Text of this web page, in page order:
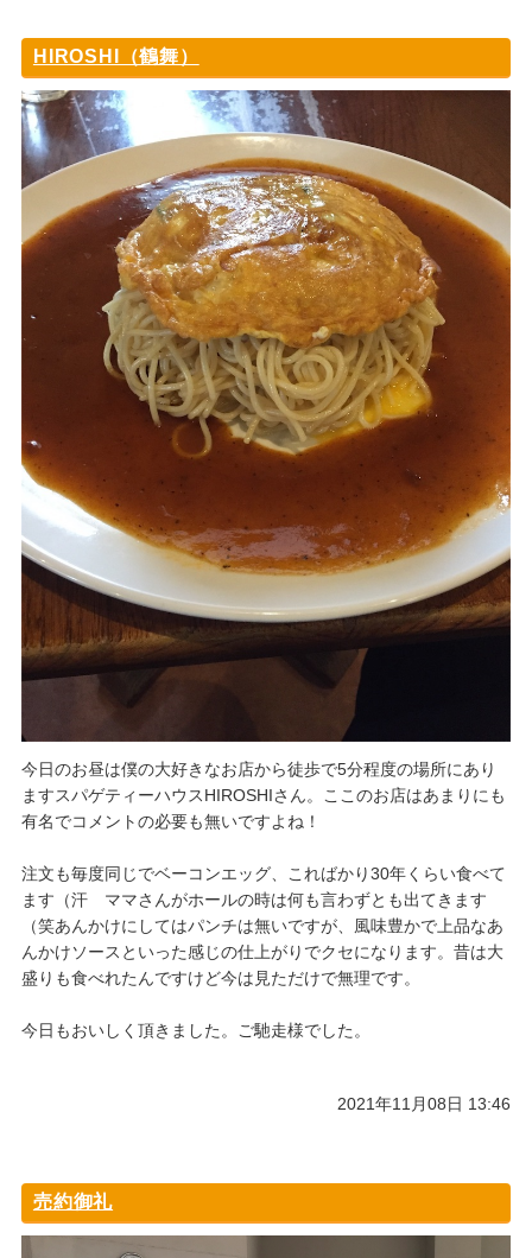
HIROSHI（鶴舞）
今日のお昼は僕の大好きなお店から徒歩で5分程度の場所にあり
ますスパゲティーハウスHIROSHIさん。ここのお店はあまりにも
有名でコメントの必要も無いですよね！
注文も毎度同じでベーコンエッグ、こればかり30年くらい食べて
ます（汗 ママさんがホールの時は何も言わずとも出てきます
（笑あんかけにしてはパンチは無いですが、風味豊かで上品なあ
んかけソースといった感じの仕上がりでクセになります。昔は大
盛りも食べれたんですけど今は見ただけで無理です。
今日もおいしく頂きました。ご馳走様でした。
2021年11月08日 13:46
売約御礼